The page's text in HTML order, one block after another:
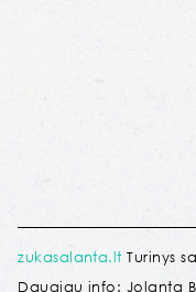
zukasalanta.lt Turinys
Daugiau info: Jolanta